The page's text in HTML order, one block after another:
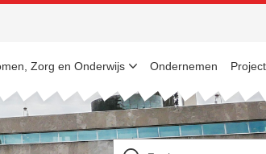
Zorg en Onderwijs Ondernemen